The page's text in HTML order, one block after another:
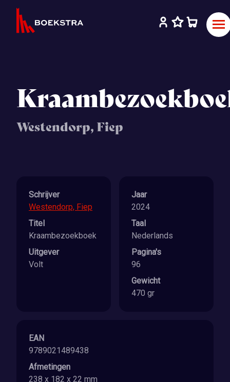
Westendorp, Fiep
Schrijver
Westendorp, Fiep
Titel
Kraambezoekboek
Uitgever
Volt
Jaar
2024
Taal
Nederlands
Pagina's
96
Gewicht
470 gr
EAN
9789021489438
Afmetingen
238 x 182 x 22 mm